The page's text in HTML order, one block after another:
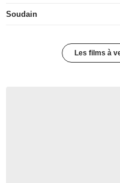
Soudain
Les films à